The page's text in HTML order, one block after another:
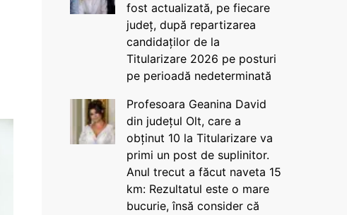
fost actualizată, pe fiecare
județ, după repartizarea
candidaților de la
Titularizare 2026 pe posturi
pe perioadă nedeterminată
Profesoara Geanina David
din județul Olt, care a
obținut 10 la Titularizare va
primi un post de suplinitor.
Anul trecut a făcut naveta 15
km: Rezultatul este o mare
bucurie, însă consider că